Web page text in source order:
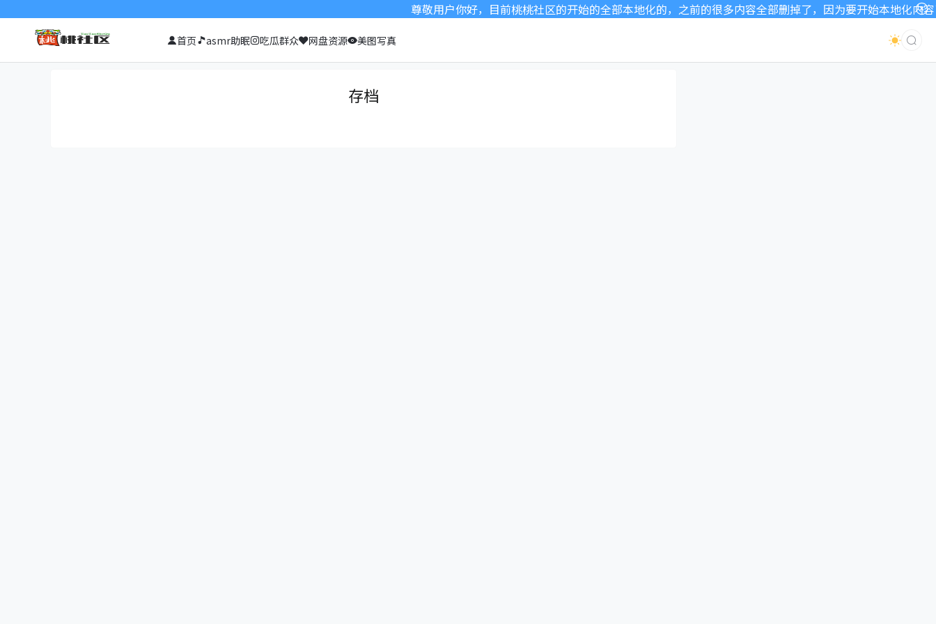
尊敬用户你好，目前桃桃社区的开始的全部本地化的，之前的很多内容全部删掉了，因为要开始本地化内
首页 asmr助眠 吃瓜群众 网盘资源 美图写真
存档